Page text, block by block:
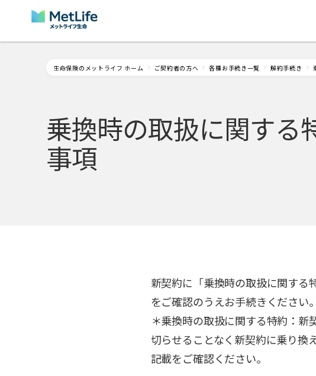
Skip Navigation
生命保険のメットライフ ホーム ご契約者の方へ 各種お手続き一覧 解約手続き
乗換時の取扱に関する
事項
新契約に「乗換時の取扱に関する
をご確認のうえお手続きください。
＊乗換時の取扱に関する特約：
切らせることなく新契約に乗り換
記載をご確認ください。